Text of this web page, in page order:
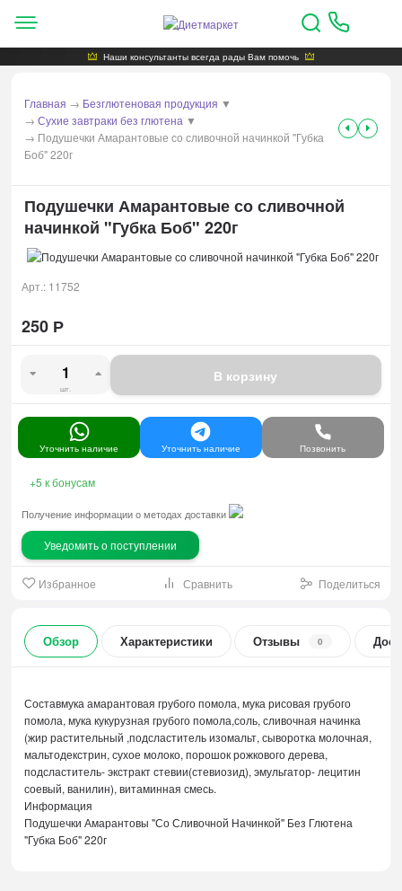
Наши консультанты всегда рады Вам помочь
Главная → Безглютеновая продукция ▼
→ Сухие завтраки без глютена ▼
→ Подушечки Амарантовые со сливочной начинкой "Губка
Боб" 220г
Подушечки Амарантовые со сливочной
начинкой "Губка Боб" 220г
Арт.: 11752
250 Р
шт.
В корзину
Уточнить наличие Уточнить наличие Позвонить
+5 к бонусам
Избранное Сравнить Поделиться
Получение информации о методах доставки
Уведомить о поступлении
Обзор Характеристики Отзывы 0
Составмука амарантовая грубого помола, мука рисовая грубого
помола, мука кукурузная грубого помола,соль, сливочная начинка
(жир растительный ,подсластитель изомальт, сыворотка молочная,
мальтодекстрин, сухое молоко, порошок рожкового дерева,
подсластитель- экстракт стевии(стевиозид), эмульгатор- лецитин
соевый, ванилин), витаминная смесь.
Информация
Подушечки Амарантовы "Со Сливочной Начинкой" Без Глютена
"Губка Боб" 220г